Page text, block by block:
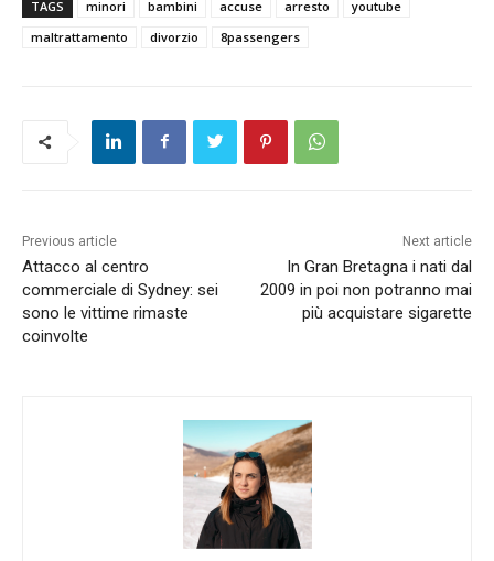
TAGS minori bambini accuse arresto
youtube
maltrattamento
divorzio 8passengers
Previous article
Attacco al centro
commerciale di Sydney: sei
sono le vittime rimaste
coinvolte
Next article
In Gran Bretagna i nati dal
2009 in poi non potranno mai
più acquistare sigarette